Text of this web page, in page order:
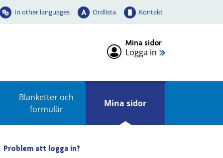
In other languages Ordlista Kontakt
Mina sidor
Logga in
Blanketter och
formulär
Mina sidor
Problem att logga in?